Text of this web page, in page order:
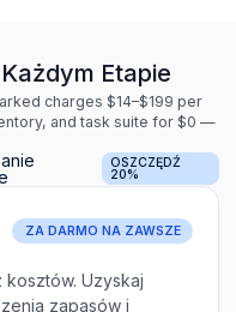
Etapie
charges $14–$199 per
and task suite for $0 —
OSZCZĘDŹ
20%
ZA DARMO NA ZAWSZE
Uzyskaj
zapasów i